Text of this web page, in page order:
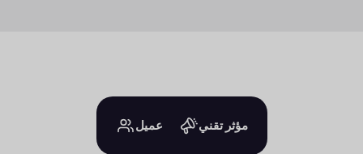
عميل مؤثر تقني